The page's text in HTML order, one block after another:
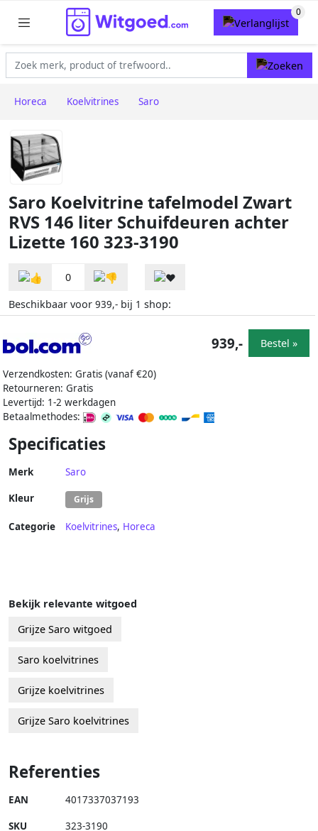
Horeca Koelvitrines Saro
Saro Koelvitrine tafelmodel Zwart
RVS 146 liter Schuifdeuren achter
Lizette 160 323-3190
0
Beschikbaar voor 939,- bij 1 shop:
Verzendkosten: Gratis (vanaf €20)
Retourneren: Gratis
Levertijd: 1-2 werkdagen
Betaalmethodes:
939,- Bestel »
Specificaties
Merk Saro
Kleur Grijs
Categorie Koelvitrines, Horeca
Bekijk relevante witgoed
Grijze Saro witgoed
Saro koelvitrines
Grijze koelvitrines
Grijze Saro koelvitrines
Referenties
EAN 4017337037193
SKU 323-3190